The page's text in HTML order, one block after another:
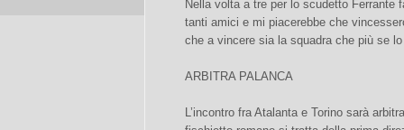
Nella volta a tre per lo scudetto Ferrante
tanti amici e mi piacerebbe che
che a vincere sia la squadra che più se
ARBITRA PALANCA
L’incontro fra Atalanta e Torino sarà